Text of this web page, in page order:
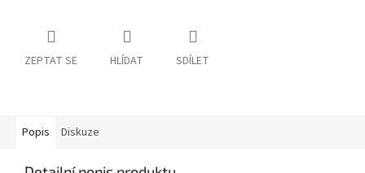
ZEPTAT SE HLÍDAT SDÍLET
Popis Diskuze